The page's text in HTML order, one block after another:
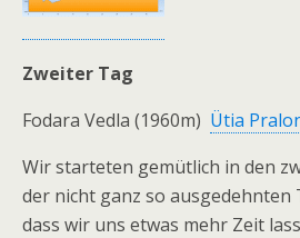
Zweiter Tag
Fodara Vedla (1960m)  Ütia
Wir starteten gemütlich in den
der nicht ganz so ausgedehnten
dass wir uns etwas mehr Zeit